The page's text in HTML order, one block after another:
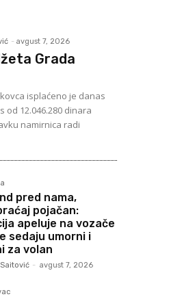
- avgust 7, 2026
Grada
isplaćeno je danas
od 12.046.280 dinara
namirnica radi
pred nama,
pojačan:
apeluje na vozače
sedaju umorni i
za volan
- avgust 7, 2026